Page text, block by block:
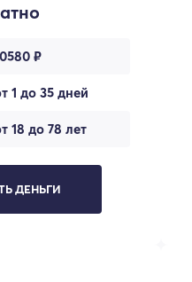
₽
1 до 35 дней
18 до 78 лет
ДЕНЬГИ